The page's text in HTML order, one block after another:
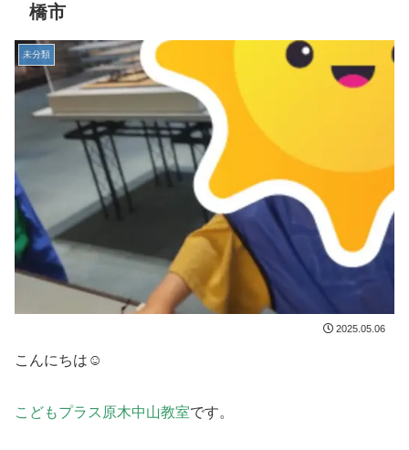
橋市
未分類
2025.05.06
こんにちは☺
こどもプラス原木中山教室です。